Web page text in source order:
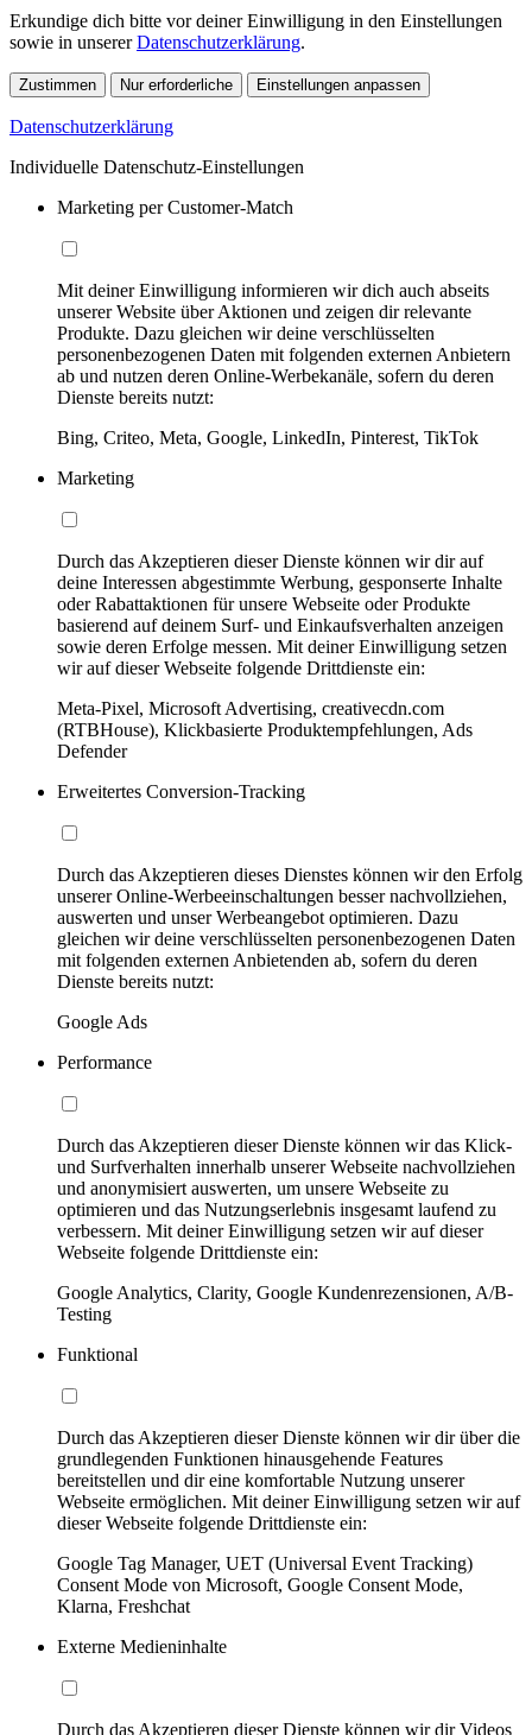
Erkundige dich bitte vor deiner Einwilligung in den Einstellungen
sowie in unsererDatenschutzerklärung.
Zustimmen Nur erforderliche Einstellungen anpassen
Datenschutzerklärung
Individuelle Datenschutz-Einstellungen
Marketing per Customer-Match
Mit deiner Einwilligung informieren wir dich auch abseits
unserer Website über Aktionen und zeigen dir relevante
Produkte. Dazu gleichen wir deine verschlüsselten
personenbezogenen Daten mit folgenden externen Anbietern
ab und nutzen deren Online-Werbekanäle, sofern du deren
Dienste bereits nutzt:
Bing, Criteo, Meta, Google, LinkedIn, Pinterest, TikTok
Marketing
Durch das Akzeptieren dieser Dienste können wir dir auf
deine Interessen abgestimmte Werbung, gesponserte Inhalte
oder Rabattaktionen für unsere Webseite oder Produkte
basierend auf deinem Surf- und Einkaufsverhalten anzeigen
sowie deren Erfolge messen. Mit deiner Einwilligung setzen
wir auf dieser Webseite folgende Drittdienste ein:
Meta-Pixel, Microsoft Advertising, creativecdn.com
(RTBHouse), Klickbasierte Produktempfehlungen, Ads
Defender
Erweitertes Conversion-Tracking
Durch das Akzeptieren dieses Dienstes können wir den Erfolg
unserer Online-Werbeeinschaltungen besser nachvollziehen,
auswerten und unser Werbeangebot optimieren. Dazu
gleichen wir deine verschlüsselten personenbezogenen Daten
mit folgenden externen Anbietenden ab, sofern du deren
Dienste bereits nutzt:
Google Ads
Performance
Durch das Akzeptieren dieser Dienste können wir das Klick-
und Surfverhalten innerhalb unserer Webseite nachvollziehen
und anonymisiert auswerten, um unsere Webseite zu
optimieren und das Nutzungserlebnis insgesamt laufend zu
verbessern. Mit deiner Einwilligung setzen wir auf dieser
Webseite folgende Drittdienste ein:
Google Analytics, Clarity, Google Kundenrezensionen, A/B-
Testing
Funktional
Durch das Akzeptieren dieser Dienste können wir dir über die
grundlegenden Funktionen hinausgehende Features
bereitstellen und dir eine komfortable Nutzung unserer
Webseite ermöglichen. Mit deiner Einwilligung setzen wir auf
dieser Webseite folgende Drittdienste ein:
Google Tag Manager, UET (Universal Event Tracking)
Consent Mode von Microsoft, Google Consent Mode,
Klarna, Freshchat
Externe Medieninhalte
Durch das Akzeptieren dieser Dienste können wir dir Videos